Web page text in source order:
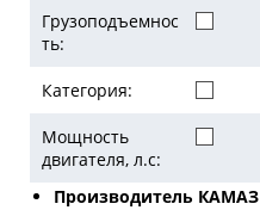
Грузоподъемнос
ть:
Категория:
Мощность
двигателя, л.с:
Производитель КАМАЗ